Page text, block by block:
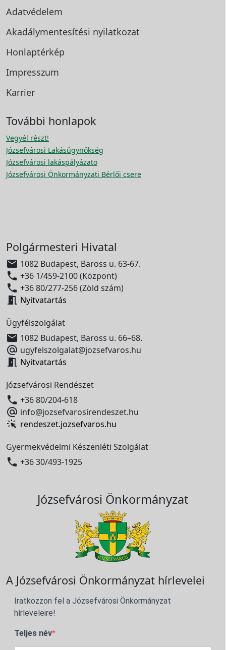
Adatvédelem
Akadálymentesítési nyilatkozat
Honlaptérkép
Impresszum
Karrier
További honlapok
Vegyél részt!
Józsefvárosi Lakásügynökség
Józsefvárosi lakáspályázato
Józsefvárosi Önkormányzati Bérlői csere
Polgármesteri Hivatal
 1082 Budapest, Baross u. 63-67.
 +36 1/459-2100 (Központ)
 +36 80/277-256 (Zöld szám)
 Nyitvatartás
Ügyfélszolgálat
 1082 Budapest, Baross u. 66–68.
 ugyfelszolgalat@jozsefvaros.hu
 Nyitvatartás
Józsefvárosi Rendészet
 +36 80/204-618
 info@jozsefvarosirendeszet.hu
rendeszet.jozsefvaros.hu
Gyermekvédelmi Készenléti Szolgálat
 +36 30/493-1925
Józsefvárosi Önkormányzat
A Józsefvárosi Önkormányzat hírlevelei
Iratkozzon fel a Józsefvárosi Önkormányzat
hírleveleire!
Teljes név